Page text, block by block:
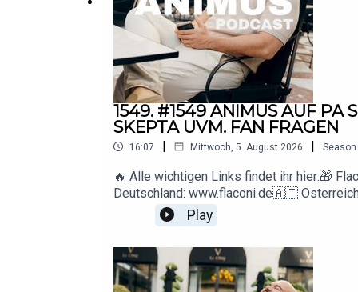
1549. #1549 ANIMUS AUF PA
SKEPTA UVM. FAN FRAGEN
16:07 | Mittwoch, 5. August 2026 | Season
🔥 Alle wichtigen Links findet ihr hier:🎁
Deutschland: www.flaconi.de🇦🇹
Flaconi-Website einsehbar.▶️ YouTube:
Anfragen: deranimuspodcast@gmail.com
Play